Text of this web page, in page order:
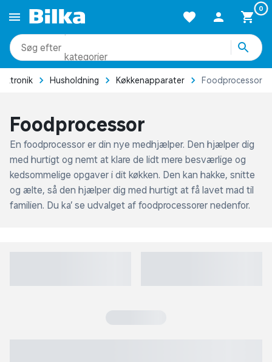
0
Forside Elektronik Husholdning Køkkenapparater
Foodprocessor
En foodprocessor er din nye medhjælper. Den hjælper dig
med hurtigt og nemt at klare de lidt mere besværlige og
kedsommelige opgaver i dit køkken. Den kan hakke, snitte
og ælte, så den hjælper dig med hurtigt at få lavet mad til
familien. Du ka’ se udvalget af foodprocessorer nedenfor.